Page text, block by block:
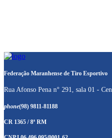
Federação Maranhense de Tiro Esportivo
Rua Afonso Pena n° 291, sala 01 -
phone(98) 9811-81188
CR 1365 / 8ª RM